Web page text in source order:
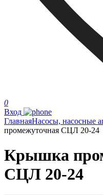
0
Вход
ГлавнаяНасосы, насосные
промежуточная СЦЛ 20-24
Крышка
СЦЛ 20-24